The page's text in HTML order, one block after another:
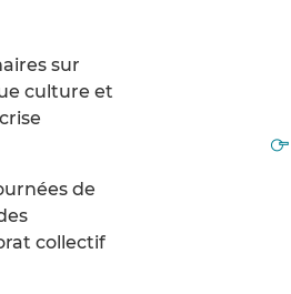
sur
culture et
de
collectif